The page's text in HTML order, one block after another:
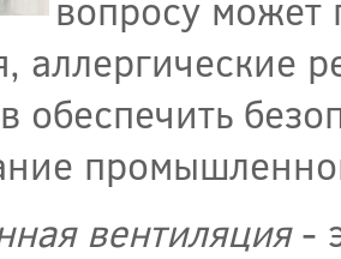
аллергические
обеспечить
вентиляция-